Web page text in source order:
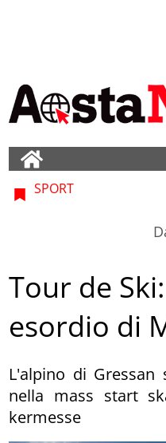
SPORT
Tour de
esordio di
L'alpino di Gressan
nella mass start
kermesse